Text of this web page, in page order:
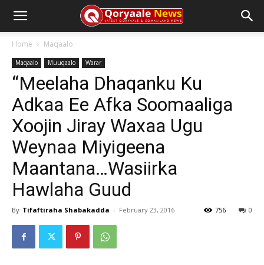
Home Maqaalo
Maqaalo Muuqaalo Warar
“Meelaha Dhaqanku Ku
Adkaa Ee Afka Soomaaliga
Xoojin Jiray Waxaa Ugu
Weynaa Miyigeena
Maantana…Wasiirka
Hawlaha Guud
By Tifaftiraha Shabakadda - February 23, 2016 0
756